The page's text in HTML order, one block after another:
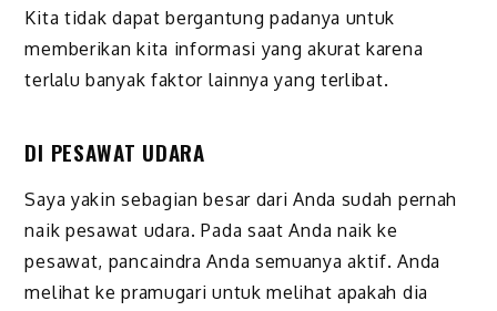
Kita tidak dapat bergantung padanya untuk
memberikan kita informasi yang akurat karena
terlalu banyak faktor lainnya yang terlibat.
DI PESAWAT UDARA
Saya yakin sebagian besar dari Anda sudah pernah
naik pesawat udara. Pada saat Anda naik ke
pesawat, pancaindra Anda semuanya aktif. Anda
melihat ke pramugari untuk melihat apakah dia